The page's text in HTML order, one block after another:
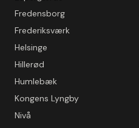
Fredensborg
Frederiksværk
Helsinge
Hillerød
Humlebæk
Kongens Lyngby
Nivå